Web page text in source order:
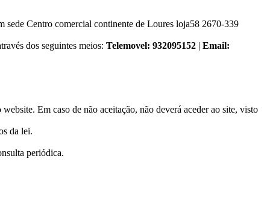
Centro comercial continente de Loures loja58 2670-339
dos seguintes meios: Telemovel: 932095152 | Email:
Em caso de não aceitação, não deverá aceder ao site, visto
da lei.
periódica.